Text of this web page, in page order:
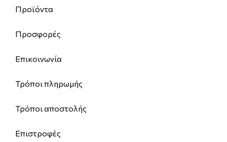
Προϊόντα
Προσφορές
Επικοινωνία
Τρόποι πληρωμής
Τρόποι αποστολής
Επιστροφές